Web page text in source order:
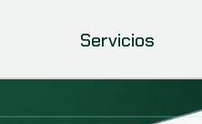
Servicios